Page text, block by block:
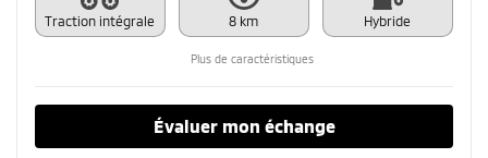
Traction intégrale 8 km Hybride
Plus de caractéristiques
Évaluer mon échange